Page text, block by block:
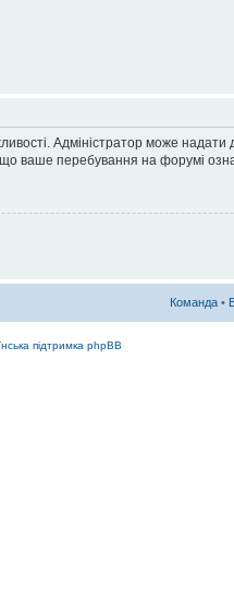
Адміністратор може
ваше перебування на форумі
Команда •
підтримка phpBB